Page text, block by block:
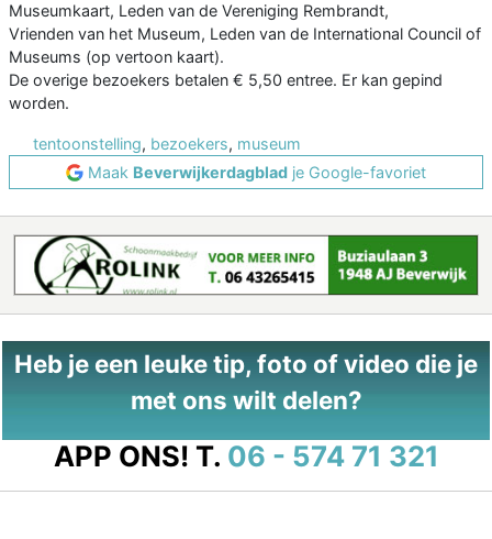
Museumkaart, Leden van de Vereniging Rembrandt,
Vrienden van het Museum, Leden van de International Council of
Museums (op vertoon kaart).
De overige bezoekers betalen € 5,50 entree. Er kan gepind
worden.
tentoonstelling, bezoekers, museum
Maak Beverwijkerdagblad je Google-favoriet
Heb je een leuke tip, foto of video die je
met ons wilt delen?
APP ONS! T. 06 - 574 71 321